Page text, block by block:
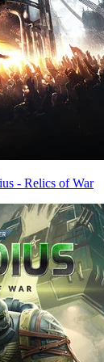
- Relics of War